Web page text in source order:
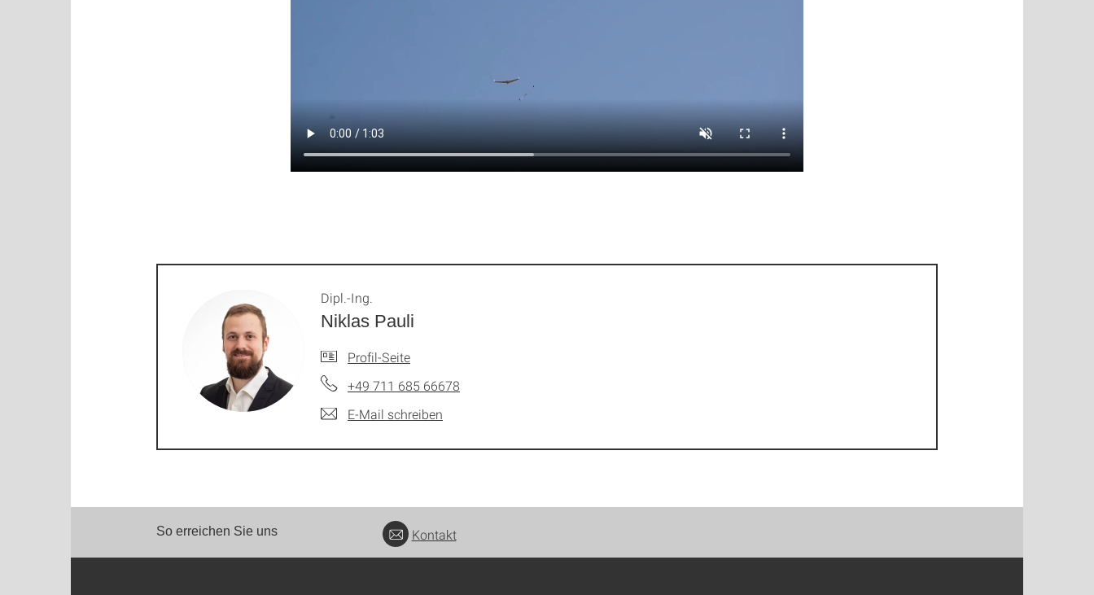
Niklas Pauli
Dipl.-Ing.
Profil-Seite
+49 711 685 66678
E-Mail schreiben
So erreichen Sie uns Kontakt